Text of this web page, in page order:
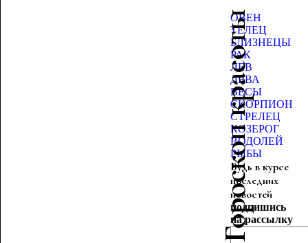
Гороскоп красоты
ОВЕН
ТЕЛЕЦ
БЛИЗНЕЦЫ
РАК
ЛЕВ
ДЕВА
ВЕСЫ
СКОРПИОН
СТРЕЛЕЦ
КОЗЕРОГ
ВОДОЛЕЙ
РЫБЫ
Будь в курсе
последних
новостей
подпишись
на рассылку